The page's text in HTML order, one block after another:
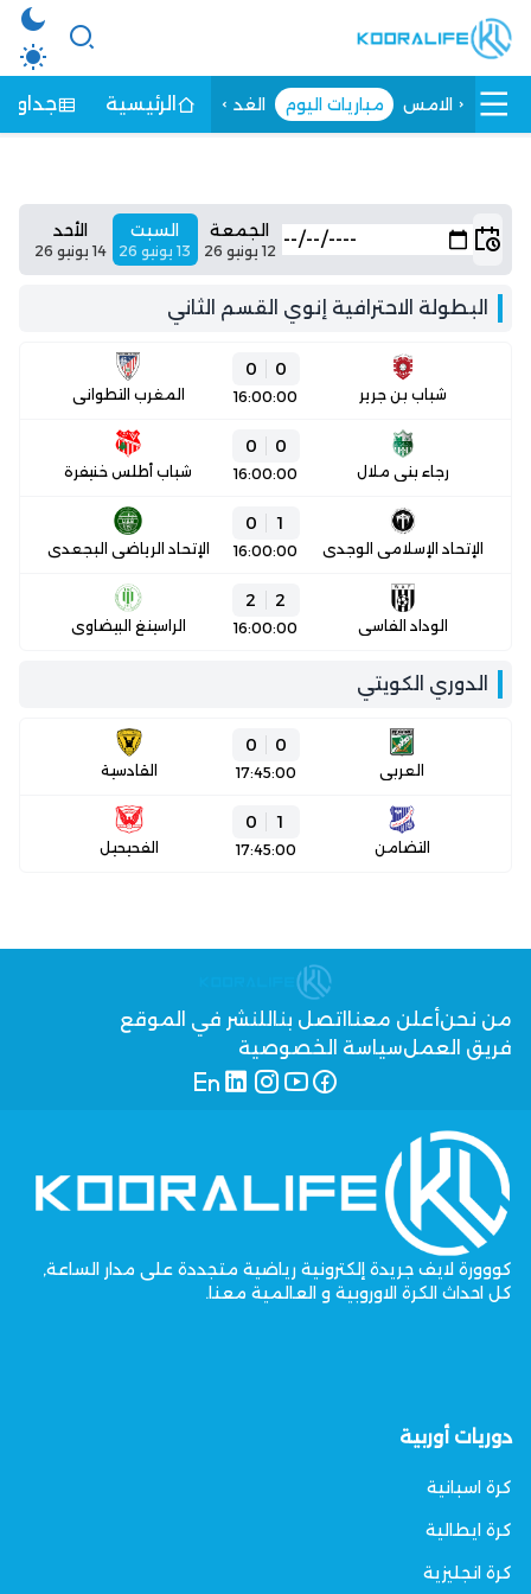
الامس مباريات اليوم الغد الرئيسية جداول
الجمعة
12 يونيو 26
السبت
13 يونيو 26
الأحد
14 يونيو 26
البطولة الاحترافية إنوي القسم الثاني
شباب بن جرير
0
0
16:00:00 المغرب التطواني
رجاء بني ملال
0
0
16:00:00 شباب أطلس خنيفرة
الإتحاد الإسلامي الوجدي
1
0
16:00:00 الإتحاد الرياضي البجعدي
الوداد الفاسي
2
2
16:00:00 الراسينغ البيضاوي
الدوري الكويتي
العربي
0
0
17:45:00 القادسية
التضامن
1
0
17:45:00 الفحيحيل
من نحنأعلن معنا اتصل بنا للنشر في الموقع
فريق العملسياسة الخصوصية
كووورة لايف جريدة إلكترونية رياضية متجددة على مدار الساعة,
كل احداث الكرة الاوروبية و العالمية معنا.
دوريات أوربية
كرة اسبانية
كرة ايطالية
كرة انجليزية